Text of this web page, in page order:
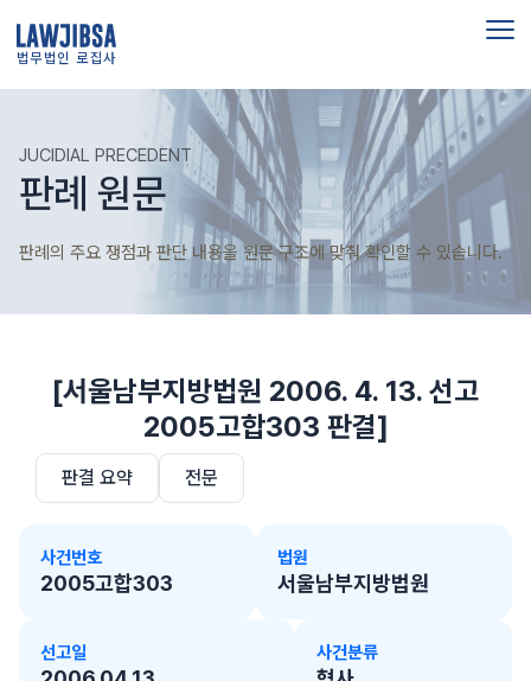
법무법인 로집사
JUCIDIAL PRECEDENT
판례 원문
판례의 주요 쟁점과 판단 내용을 원문 구조에 맞춰 확인할 수 있습니다.
[서울남부지방법원 2006. 4. 13. 선고
2005고합303 판결]
판결 요약 전문
사건번호
2005고합303
법원
서울남부지방법원
선고일 사건분류